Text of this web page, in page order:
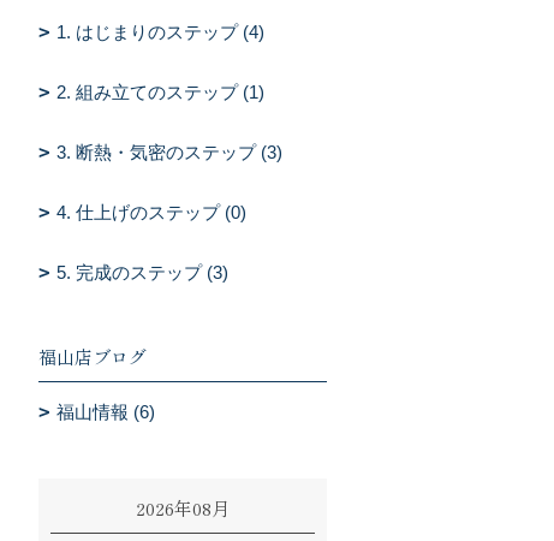
1. はじまりのステップ (4)
2. 組み立てのステップ (1)
3. 断熱・気密のステップ (3)
4. 仕上げのステップ (0)
5. 完成のステップ (3)
福山店ブログ
福山情報 (6)
2026年08月